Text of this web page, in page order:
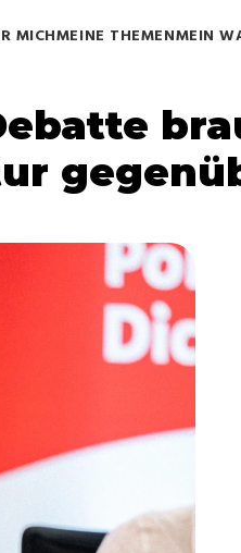
MICHMEINE THEMENMEIN